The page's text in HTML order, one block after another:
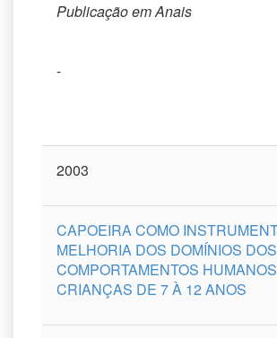
Publicação em Anais
-
2003
CAPOEIRA COMO
MELHORIA DOS DOMÍNIOS DOS
COMPORTAMENTOS
CRIANÇAS DE 7 À 12 ANOS